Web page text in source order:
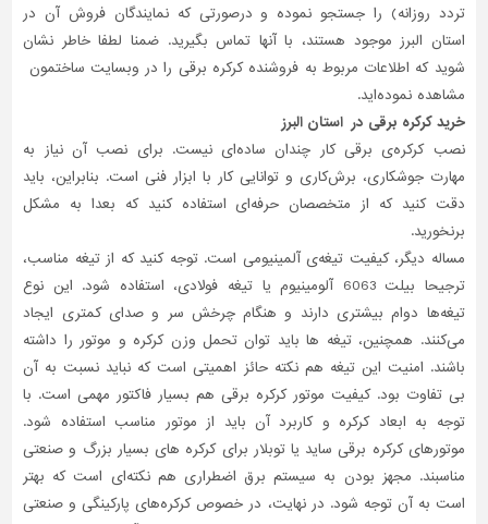
سایر
تردد روزانه) را جستجو نموده و درصورتی‌ که نمایندگان فروش آن در
استان البرز موجود هستند، با آنها تماس بگیرید. ضمنا لطفا خاطر نشان
شوید که اطلاعات مربوط به فروشنده کرکره برقی را در وبسایت ساختمون
مشاهده نموده‌اید.
خرید کرکره برقی در استان البرز
نصب کرکره‌ی برقی کار چندان ساده‌ای نیست. برای نصب آن نیاز به
مهارت جوشکاری، برش‌کاری و توانایی کار با ابزار فنی است. بنابراین، باید
دقت کنید که از متخصصان حرفه‌ای استفاده کنید که بعدا به مشکل
برنخورید.
مساله دیگر، کیفیت تیغه‌ی آلمینیومی است. توجه کنید که از تیغه مناسب،
ترجیحا بیلت 6063 آلومینیوم یا تیغه فولادی، استفاده شود. این نوع
تیغه‌ها دوام بیشتری دارند و هنگام چرخش سر و صدای کمتری ایجاد
می‌کنند. همچنین، تیغه ها باید توان تحمل وزن کرکره و موتور را داشته
باشند. امنیت این تیغه هم نکته حائز اهمیتی است که نباید نسبت به آن
بی تفاوت بود. کیفیت موتور کرکره برقی هم بسیار فاکتور مهمی است. با
توجه به ابعاد کرکره و کاربرد آن باید از موتور مناسب استفاده شود.
موتورهای کرکره برقی ساید یا توبلار برای کرکره های بسیار بزرگ و صنعتی
مناسبند. مجهز بودن به سیستم برق اضطراری هم نکته‌ای است که بهتر
است به آن توجه شود. در نهایت، در خصوص کرکره‌های پارکینگی و صنعتی